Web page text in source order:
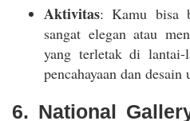
Aktivitas: Kamu bisa
sangat elegan atau
yang terletak di
pencahayaan dan desain
6. National